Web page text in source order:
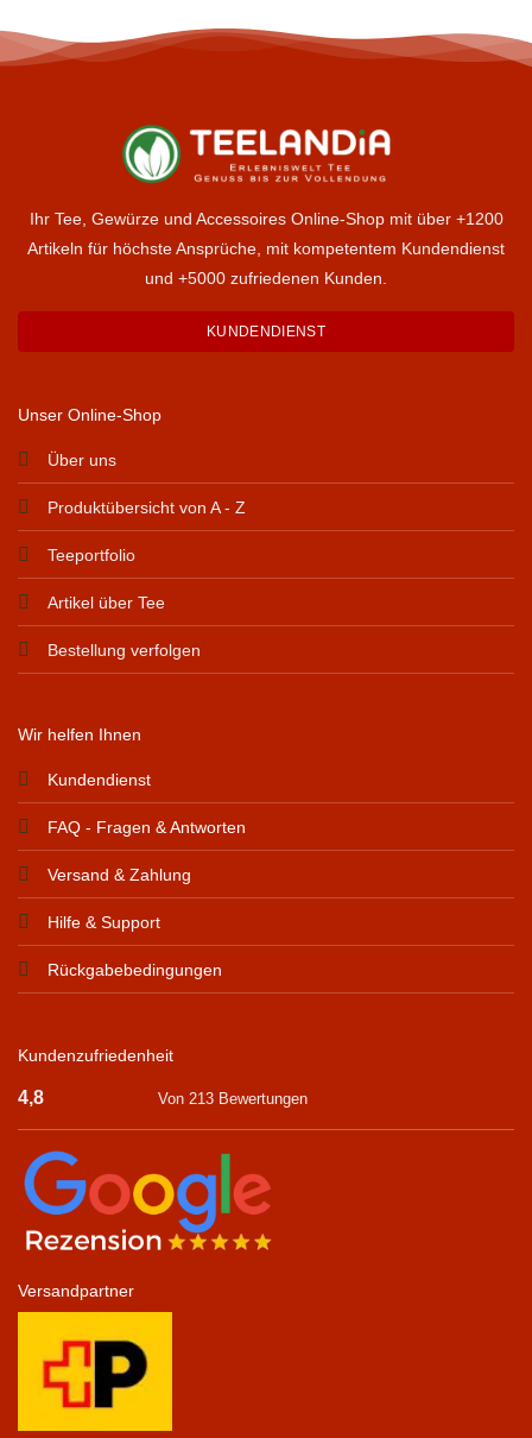
Ihr Tee, Gewürze und Accessoires Online-Shop mit über +1200
Artikeln für höchste Ansprüche, mit kompetentem Kundendienst
und +5000 zufriedenen Kunden.
KUNDENDIENST
Unser Online-Shop
Über uns
Produktübersicht von A - Z
Teeportfolio
Artikel über Tee
Bestellung verfolgen
Wir helfen Ihnen
Kundendienst
FAQ - Fragen & Antworten
Versand & Zahlung
Hilfe & Support
Rückgabebedingungen
Kundenzufriedenheit
4,8 Von 213 Bewertungen
Versandpartner